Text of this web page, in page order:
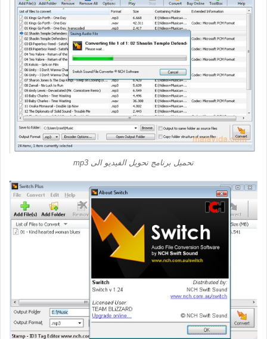
تحميل برنامج تحويل الفيديو الى mp3